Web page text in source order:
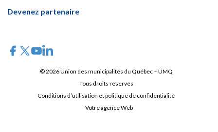
Devenez partenaire
© 2026 Union des municipalités du Québec – UMQ
Tous droits réservés
Conditions d’utilisation et politique de confidentialité
Votre agence Web